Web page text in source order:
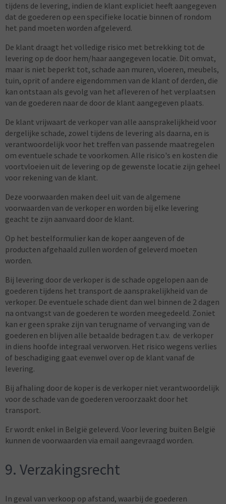
tijdens de levering, indien de klant expliciet heeft aangegeven
dat de goederen op een specifieke locatie binnen of rondom
het pand moeten worden afgeleverd.
De klant draagt het volledige risico met betrekking tot de
levering op de door hem/haar aangegeven locatie. Dit omvat,
maar is niet beperkt tot, schade aan muren, vloeren, meubels,
tuin, oprit of andere eigendommen van de klant of derden, die
kan ontstaan als gevolg van het afleveren of het verplaatsen
van de goederen naar de door de klant aangegeven plaats.
De klant vrijwaart de verkoper van alle aansprakelijkheid voor
dergelijke schade, zowel tijdens de levering als daarna, en is
verantwoordelijk voor het treffen van passende maatregelen
om eventuele schade te voorkomen. Alle risico's en kosten die
voortvloeien uit de levering op de gewenste locatie zijn geheel
voor rekening van de klant.
Deze voorwaarden maken deel uit van de algemene
voorwaarden van de verkoper en worden bij elke levering
geacht te zijn aanvaard door de klant.
Op het bestelformulier kan de koper aangeven of de
producten afgehaald zullen worden of geleverd moeten
worden.
Bij levering door de verkoper is de schade opgelopen aan de
goederen tijdens het transport de aansprakelijkheid van de
verkoper. De eventuele schade dient dan wel binnen de 2 dagen
na ontvangst van de goederen te worden meegedeeld. Zoniet
kan er geen sprake zijn van terugname of vervanging van de
goederen en blijven alle betaalde bedragen t.a.v. de verkoper
in diens hoofde integraal verworven. Het risico wegens verlies
of beschadiging gaat evenwel over op de klant vanaf de
levering.
Bij afhaling door de koper is de verkoper niet verantwoordelijk
voor de schade van de goederen veroorzaakt door het
transport.
Er wordt enkel in België geleverd. Voor levering buiten België
kunnen de voorwaarden via email aangevraagd worden.
9. Verzakingsrecht
In geval van verkoop op afstand, waarbij de goederen